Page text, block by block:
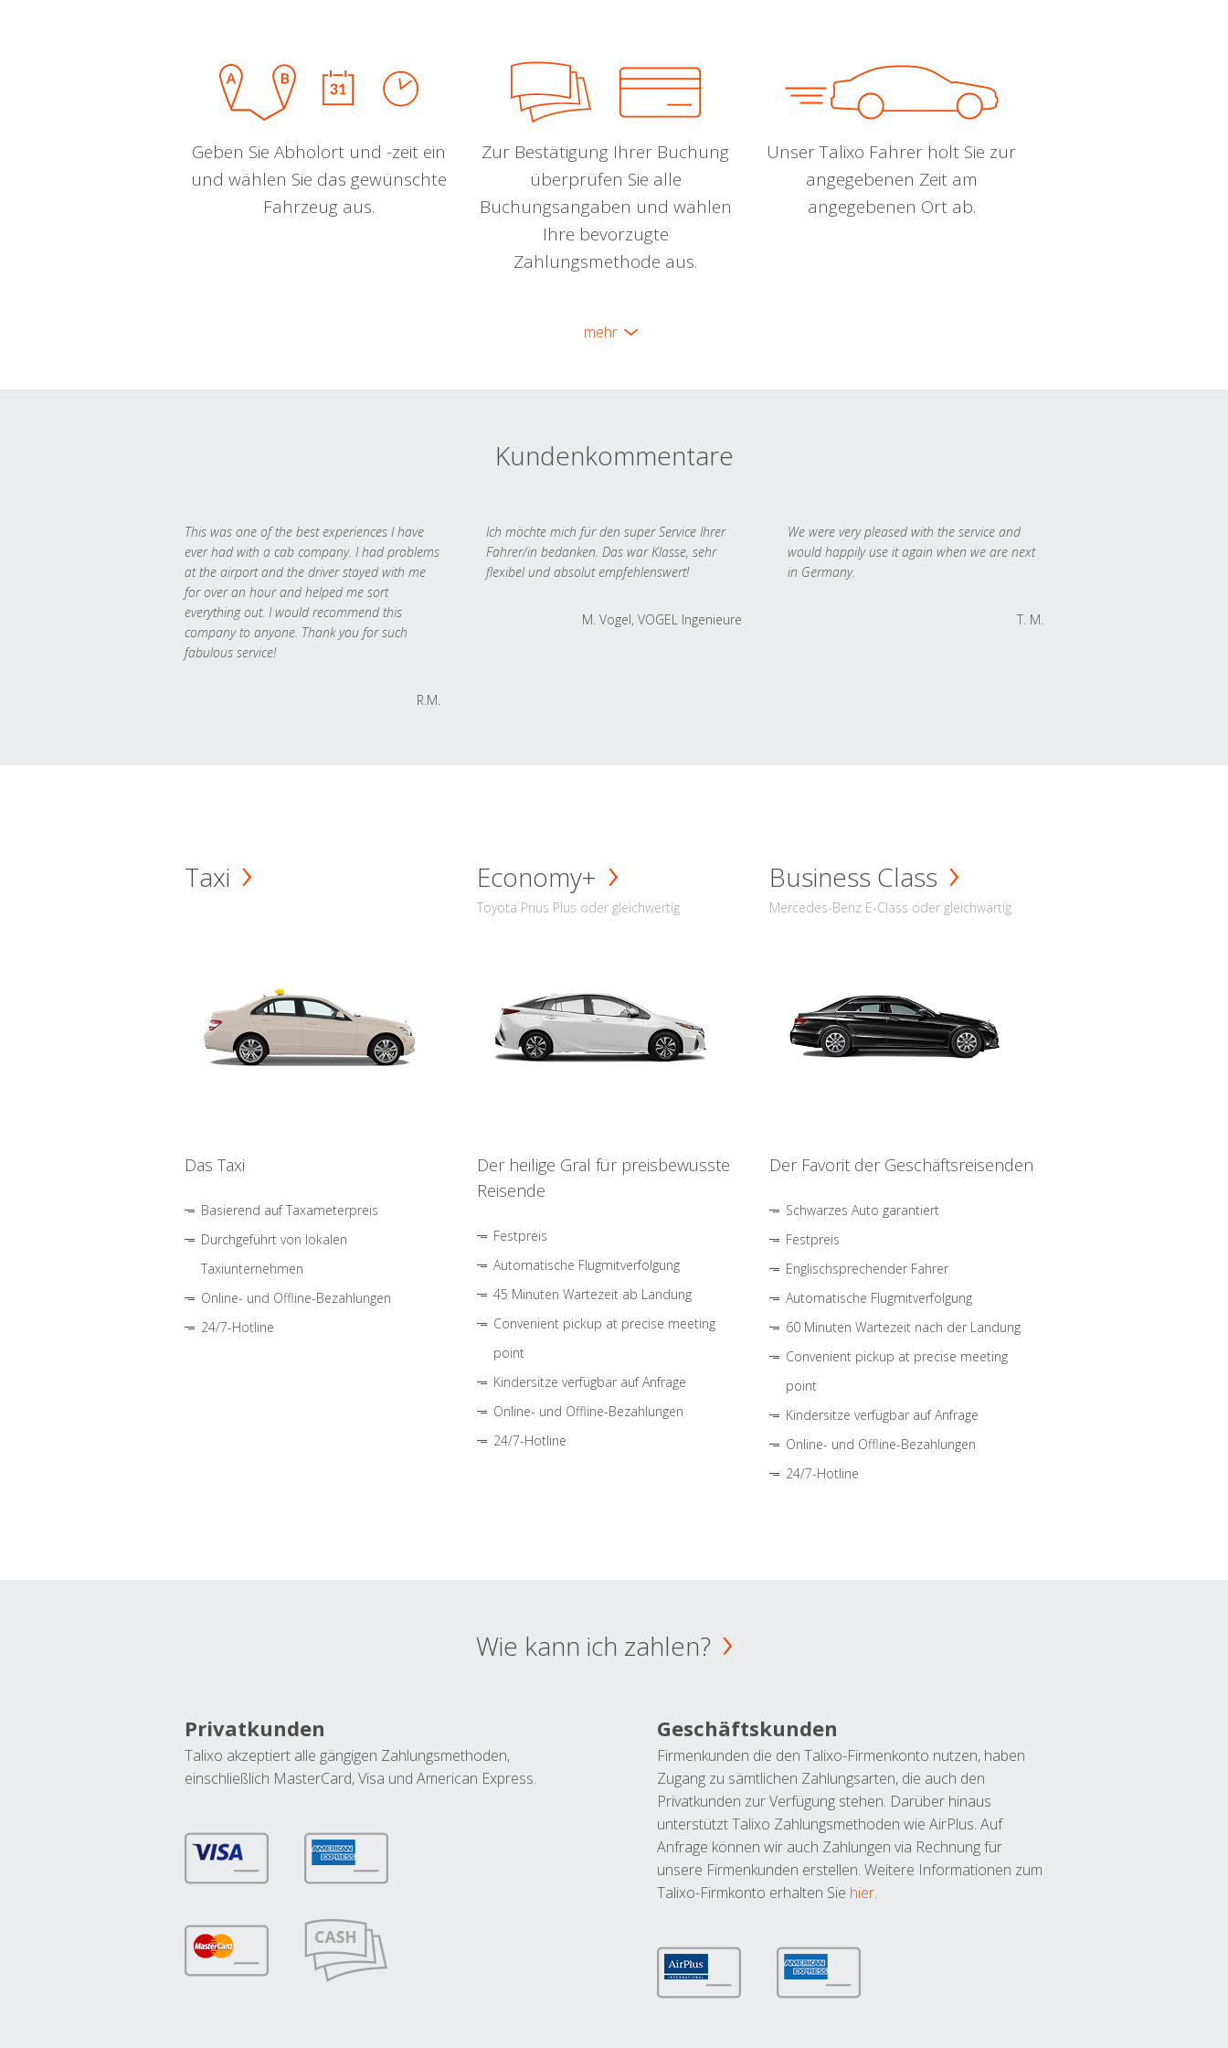
Geben Sie Abholort und -zeit ein
und wählen Sie das gewünschte
Fahrzeug aus.
Zur Bestätigung Ihrer Buchung
überprüfen Sie alle
Buchungsangaben und wählen
Ihre bevorzugte
Zahlungsmethode aus.
Unser Talixo Fahrer holt Sie zur
angegebenen Zeit am
angegebenen Ort ab.
mehr
Kundenkommentare
This was one of the best experiences I have
ever had with a cab company. I had problems
at the airport and the driver stayed with me
for over an hour and helped me sort
everything out. I would recommend this
company to anyone. Thank you for such
fabulous service!
R.M.
Ich möchte mich für den super Service Ihrer
Fahrer/in bedanken. Das war Klasse, sehr
flexibel und absolut empfehlenswert!
M. Vogel, VOGEL Ingenieure
We were very pleased with the service and
would happily use it again when we are next
in Germany.
T. M.
Taxi
Das Taxi
Basierend auf Taxameterpreis
Durchgeführt von lokalen
Taxiunternehmen
Online- und Offline-Bezahlungen
24/7-Hotline
Economy+
Toyota Prius Plus oder gleichwertig
Der heilige Gral für preisbewusste
Reisende
Festpreis
Automatische Flugmitverfolgung
45 Minuten Wartezeit ab Landung
Convenient pickup at precise meeting
point
Kindersitze verfügbar auf Anfrage
Online- und Offline-Bezahlungen
24/7-Hotline
Business Class
Mercedes-Benz E-Class oder gleichwärtig
Der Favorit der Geschäftsreisenden
Schwarzes Auto garantiert
Festpreis
Englischsprechender Fahrer
Automatische Flugmitverfolgung
60 Minuten Wartezeit nach der Landung
Convenient pickup at precise meeting
point
Kindersitze verfügbar auf Anfrage
Online- und Offline-Bezahlungen
24/7-Hotline
Wie kann ich zahlen?
Privatkunden
Talixo akzeptiert alle gängigen Zahlungsmethoden,
einschließlich MasterCard, Visa und American Express.
Geschäftskunden
Firmenkunden die den Talixo-Firmenkonto nutzen, haben
Zugang zu sämtlichen Zahlungsarten, die auch den
Privatkunden zur Verfügung stehen. Darüber hinaus
unterstützt Talixo Zahlungsmethoden wie AirPlus. Auf
Anfrage können wir auch Zahlungen via Rechnung für
unsere Firmenkunden erstellen. Weitere Informationen zum
Talixo-Firmkonto erhalten Sie hier.